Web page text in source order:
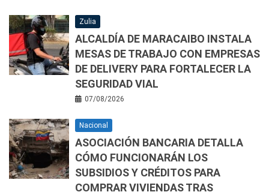
Zulia
ALCALDÍA DE MARACAIBO INSTALA
MESAS DE TRABAJO CON EMPRESAS
DE DELIVERY PARA FORTALECER LA
SEGURIDAD VIAL
07/08/2026
Nacional
ASOCIACIÓN BANCARIA DETALLA
CÓMO FUNCIONARÁN LOS
SUBSIDIOS Y CRÉDITOS PARA
COMPRAR VIVIENDAS TRAS